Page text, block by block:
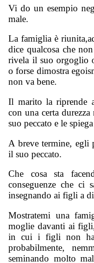
Vi do un esempio
male.
La famiglia è
dice qualcosa che
rivela il suo orgoglio
o forse dimostra
non va bene.
Il marito la riprende
con una certa
suo peccato e le
A breve termine, egli
il suo peccato.
Che cosa sta
conseguenze che ci
insegnando ai figli a
Mostratemi una
moglie davanti ai
in cui i figli non
probabilmente,
seminando molto